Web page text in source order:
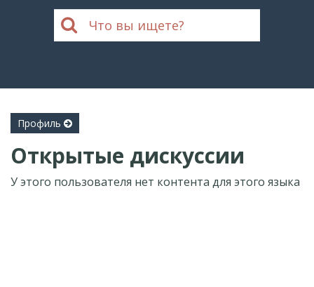
Профиль
Открытые дискуссии
У этого пользователя нет контента для этого языка